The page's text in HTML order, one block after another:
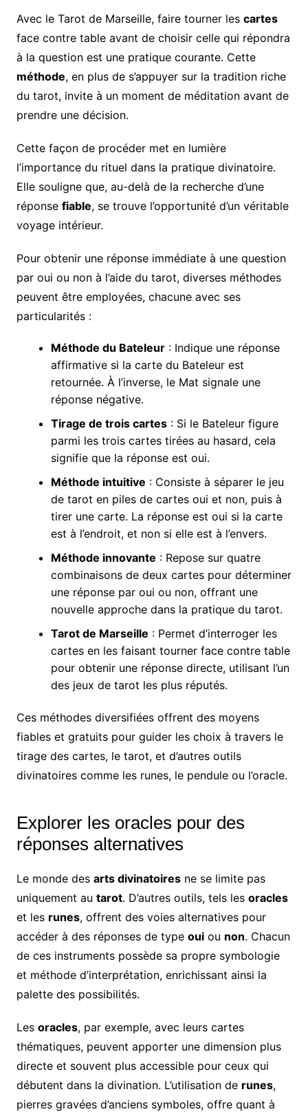
Avec le Tarot de Marseille, faire tourner les cartes
face contre table avant de choisir celle qui répondra
à la question est une pratique courante. Cette
méthode, en plus de s’appuyer sur la tradition riche
du tarot, invite à un moment de méditation avant de
prendre une décision.
Cette façon de procéder met en lumière
l’importance du rituel dans la pratique divinatoire.
Elle souligne que, au-delà de la recherche d’une
réponse fiable, se trouve l’opportunité d’un véritable
voyage intérieur.
Pour obtenir une réponse immédiate à une question
par oui ou non à l’aide du tarot, diverses méthodes
peuvent être employées, chacune avec ses
particularités :
Méthode du Bateleur: Indique une réponse
affirmative si la carte du Bateleur est
retournée. À l’inverse, le Mat signale une
réponse négative.
Tirage de trois cartes: Si le Bateleur figure
parmi les trois cartes tirées au hasard, cela
signifie que la réponse est oui.
Méthode intuitive : Consiste à séparer le jeu
de tarot en piles de cartes oui et non, puis à
tirer une carte. La réponse est oui si la carte
est à l’endroit, et non si elle est à l’envers.
Méthode innovante : Repose sur quatre
combinaisons de deux cartes pour déterminer
une réponse par oui ou non, offrant une
nouvelle approche dans la pratique du tarot.
Tarot de Marseille : Permet d’interroger les
cartes en les faisant tourner face contre table
pour obtenir une réponse directe, utilisant l’un
des jeux de tarot les plus réputés.
Ces méthodes diversifiées offrent des moyens
fiables et gratuits pour guider les choix à travers le
tirage des cartes, le tarot, et d’autres outils
divinatoires comme les runes, le pendule ou l’oracle.
Explorer les oracles pour des
réponses alternatives
Le monde des arts divinatoiresne se limite pas
uniquement au tarot. D’autres outils, tels les oracles
et les runes, offrent des voies alternatives pour
accéder à des réponses de type ouiou non. Chacun
de ces instruments possède sa propre symbologie
et méthode d’interprétation, enrichissant ainsi la
palette des possibilités.
Les oracles, par exemple, avec leurs cartes
thématiques, peuvent apporter une dimension plus
directe et souvent plus accessible pour ceux qui
débutent dans la divination. L’utilisation de runes,
pierres gravées d’anciens symboles, offre quant à